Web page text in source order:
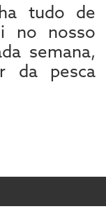
tudo de
no nosso
semana,
da pesca